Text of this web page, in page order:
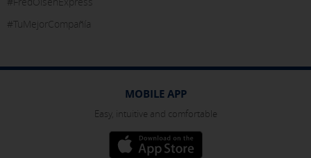
#TuMejorCompañía
MOBILE APP
Easy, intuitive and comfortable